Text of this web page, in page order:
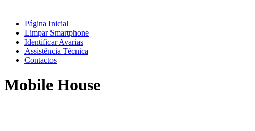
Página Inicial
Limpar Smartphone
Identificar Avarias
Assistência Técnica
Contactos
Mobile House